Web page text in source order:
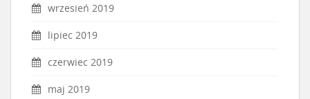
wrzesień 2019
lipiec 2019
czerwiec 2019
maj 2019